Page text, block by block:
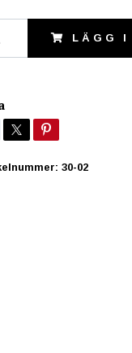
LÄGG I
30-02